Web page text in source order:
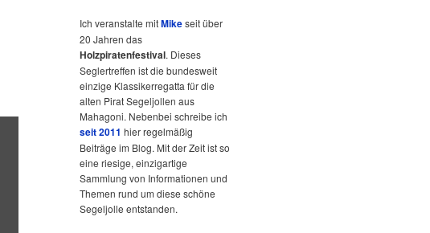
Ich veranstalte mitMikeseit über
20 Jahren das
Holzpiratenfestival. Dieses
Seglertreffen ist die bundesweit
einzige Klassikerregatta für die
alten Pirat Segeljollen aus
Mahagoni. Nebenbei schreibe ich
seit 2011 hier regelmäßig
Beiträge im Blog. Mit der Zeit ist so
eine riesige, einzigartige
Sammlung von Informationen und
Themen rund um diese schöne
Segeljolle entstanden.